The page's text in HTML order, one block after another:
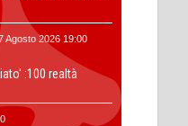
Agosto 2026 19:00
:100 realtà